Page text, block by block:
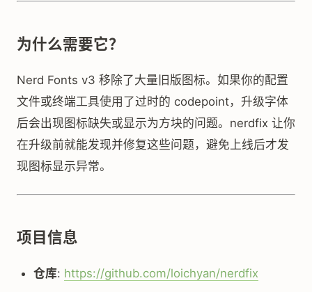
为什么需要它？
Nerd Fonts v3 移除了大量旧版图标。如果你的配置
文件或终端工具使用了过时的 codepoint，升级字体
后会出现图标缺失或显示为方块的问题。nerdfix 让你
在升级前就能发现并修复这些问题，避免上线后才发
现图标显示异常。
项目信息
仓库: https://github.com/loichyan/nerdfix